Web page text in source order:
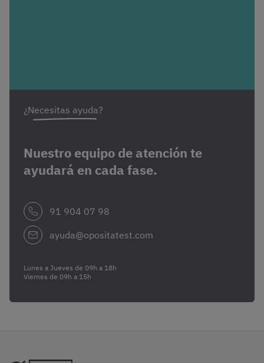
¿Necesitas ayuda?
Nuestro equipo de atención te
ayudará en cada fase.
91 904 07 98
ayuda@opositatest.com
Lunes a Jueves de 09h a 18h
Viernes de 09h a 15h